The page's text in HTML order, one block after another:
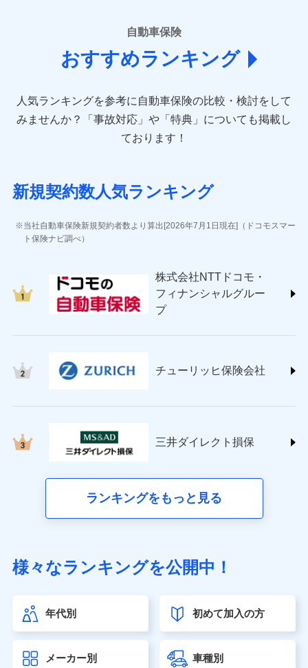
あいおいニッセイ同和損害保険株式会社
(https://www.aioinissaydowa.co.jp/)
アクサ損害保険株式会社 (https://www.axa-
direct.co.jp/)
sompo.co.jp/)
東京海上ダイレクト損害保険株式会社 (https://www.e-
AIG損害保険株式会社 (https://www.aig.co.jp/sonpo)
ジェイアイ傷害火災保険株式会社
ソニー損害保険株式会社
(https://www.sonysonpo.co.jp/)
ＳＯＭＰＯダイレクト損害保険株式会社
(https://www.sompo-direct.co.jp/)
チューリッヒ保険会社 (https://www.zurich.co.jp/)
(https://www.nisshinfire.co.jp/)
(https://www.petfamilyins.co.jp/)
ins.com/)
三井ダイレクト損害保険株式会社
（https://www.sonylife.co.jp）
第一ネオ生命保険株式会社（https://neofirst.co.jp/）
大樹生命保険株式会社（https://www.taiju-life.co.jp）
seimei.co.jp）
自動車保険
おすすめランキング
人気ランキングを参考に自動車保険の比較・検討をして
みませんか？
「事故対応」や「特典」についても掲載し
ております！
新規契約数人気ランキング
当社自動車保険新規契約者数より算出[2026年7月1日現在]（ドコモスマー
ト保険ナビ調べ）
株式会社NTTドコモ・
フィナンシャルグルー
プ
チューリッヒ保険会社
三井ダイレクト損保
ランキングをもっと見る
様々なランキングを公開中！
年代別 初めて加入の方
メーカー別 車種別